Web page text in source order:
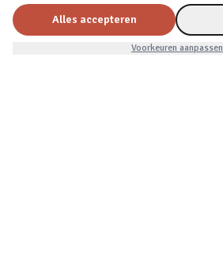
Algemene voorwaarden
Privacy & cookies
Alles accepteren
Voorkeuren aanpassen